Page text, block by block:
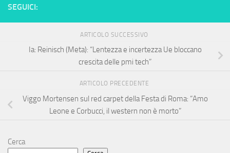
SEGUICI:
ARTICOLO SUCCESSIVO
Ia: Reinisch (Meta): “Lentezza e incertezza Ue bloccano
crescita delle pmi tech”
ARTICOLO PRECEDENTE
Viggo Mortensen sul red carpet della Festa di Roma: “Amo
Leone e Corbucci, il western non è morto”
Cerca